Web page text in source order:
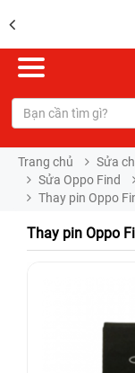
Trang chủ Sửa
Sửa Oppo Find
Thay pin Oppo
Thay pin Oppo